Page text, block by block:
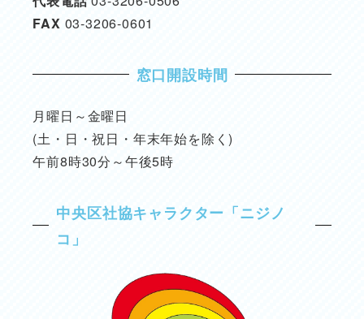
FAX 03-3206-0601
窓口開設時間
月曜日～金曜日
(土・日・祝日・年末年始を除く)
午前8時30分～午後5時
中央区社協キャラクター「ニジノ
コ」